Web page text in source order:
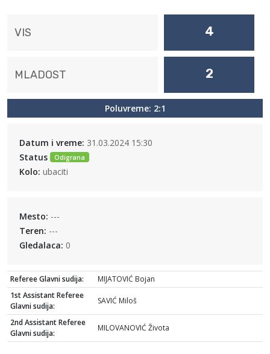
VIS 4
MLADOST 2
Poluvreme: 2:1
Datum i vreme: 31.03.2024 15:30
Status
Odigrana
Kolo: ubaciti
Mesto: ---
Teren: ---
Gledalaca: 0
Referee Glavni sudija:
MIJATOVIĆ Bojan
1st Assistant Referee
Glavni sudija:
SAVIĆ Miloš
2nd Assistant Referee
Glavni sudija:
MILOVANOVIĆ Života